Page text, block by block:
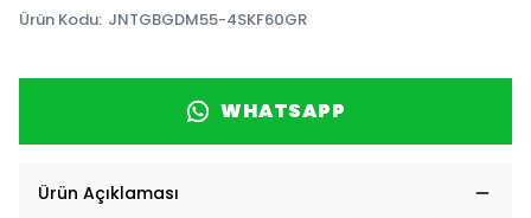
Ürün Kodu: JNTGBGDM55-4SKF60GR
WHATSAPP
Ürün Açıklaması